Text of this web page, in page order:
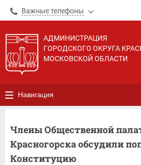
Важные телефоны
АДМИНИСТРАЦИЯ
ГОРОДСКОГО ОКРУГА
МОСКОВСКОЙ ОБЛАСТИ
Навигация
Члены Общественной
Красногорска обсудили
Конституцию